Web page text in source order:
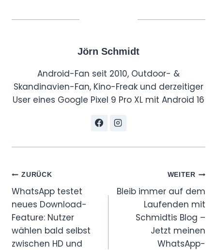
Jörn Schmidt
Android-Fan seit 2010, Outdoor- &
Skandinavien-Fan, Kino-Freak und derzeitiger
User eines Google Pixel 9 Pro XL mit Android 16
Beitragsnavigation
ZURÜCK
WhatsApp testet
neues Download-
Feature: Nutzer
wählen bald selbst
zwischen HD und
WEITER
Bleib immer auf dem
Laufenden mit
Schmidtis Blog –
Jetzt meinen
WhatsApp-